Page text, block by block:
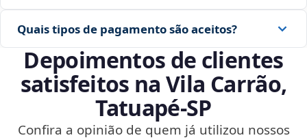
Quais tipos de pagamento são aceitos?
Depoimentos de clientes
satisfeitos na Vila Carrão,
Tatuapé‑SP
Confira a opinião de quem já utilizou nossos